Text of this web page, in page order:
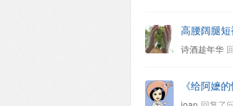
高腰阔腿
诗酒趁年华
《给阿嬷